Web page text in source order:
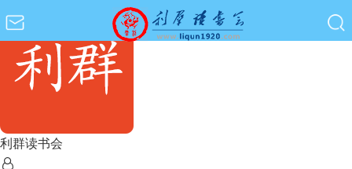
利群读书会